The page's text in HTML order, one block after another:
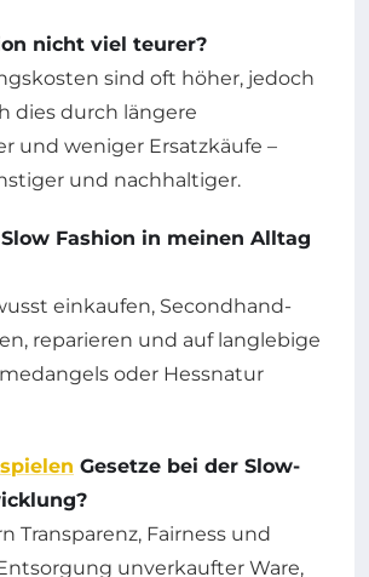
nicht viel teurer?
sind oft höher, jedoch
dies durch längere
und weniger Ersatzkäufe –
und nachhaltiger.
Fashion in meinen Alltag
einkaufen, Secondhand-
reparieren und auf langlebige
oder Hessnatur
Gesetze bei der Slow-
Transparenz, Fairness und
unverkaufter Ware,